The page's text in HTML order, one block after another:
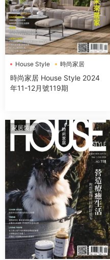
House Style 時尚家居
時尚家居 House Style 2024
年11-12月號119期
家居裝飾